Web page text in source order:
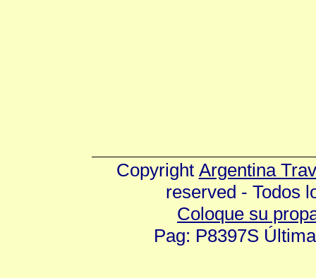
Copyright Argentina
reserved - Todos
Coloque su
Pag: P8397S